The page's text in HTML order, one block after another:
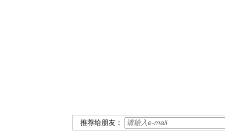
推荐给朋友：